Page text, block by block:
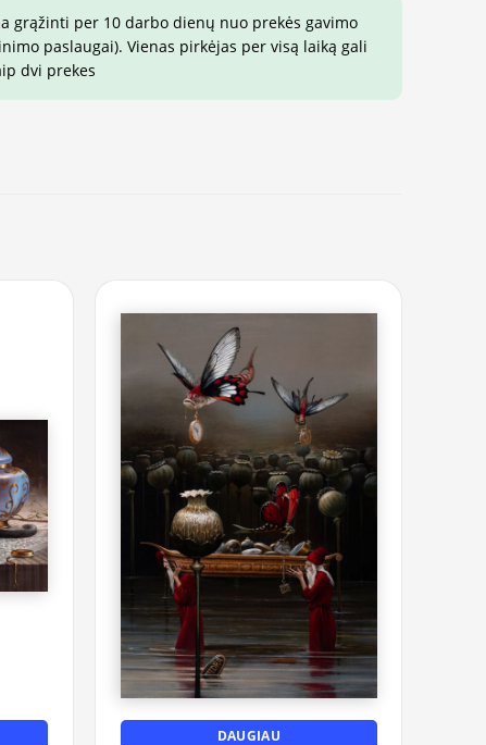
grąžinti per 10 darbo dienų nuo prekės gavimo
paslaugai). Vienas pirkėjas per visą laiką gali
dvi prekes
DAUGIAU